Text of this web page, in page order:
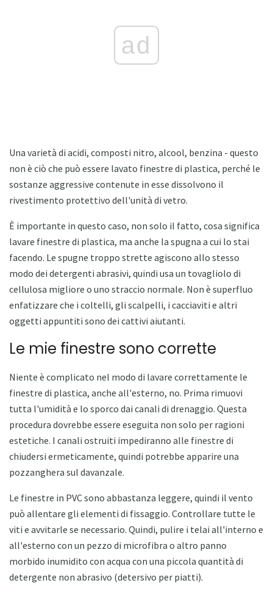
ad
Una varietà di acidi, composti nitro, alcool, benzina - questo
non è ciò che può essere lavato finestre di plastica, perché le
sostanze aggressive contenute in esse dissolvono il
rivestimento protettivo dell'unità di vetro.
È importante in questo caso, non solo il fatto, cosa significa
lavare finestre di plastica, ma anche la spugna a cui lo stai
facendo. Le spugne troppo strette agiscono allo stesso
modo dei detergenti abrasivi, quindi usa un tovagliolo di
cellulosa migliore o uno straccio normale. Non è superfluo
enfatizzare che i coltelli, gli scalpelli, i cacciaviti e altri
oggetti appuntiti sono dei cattivi aiutanti.
Le mie finestre sono corrette
Niente è complicato nel modo di lavare correttamente le
finestre di plastica, anche all'esterno, no. Prima rimuovi
tutta l'umidità e lo sporco dai canali di drenaggio. Questa
procedura dovrebbe essere eseguita non solo per ragioni
estetiche. I canali ostruiti impediranno alle finestre di
chiudersi ermeticamente, quindi potrebbe apparire una
pozzanghera sul davanzale.
Le finestre in PVC sono abbastanza leggere, quindi il vento
può allentare gli elementi di fissaggio. Controllare tutte le
viti e avvitarle se necessario. Quindi, pulire i telai all'interno e
all'esterno con un pezzo di microfibra o altro panno
morbido inumidito con acqua con una piccola quantità di
detergente non abrasivo (detersivo per piatti).